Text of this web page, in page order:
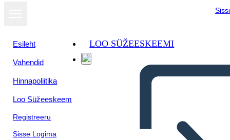
Esileht
Vahendid
Hinnapoliitika
Loo Süžeeskeem
Registreeru
Sisse Logima
LOO SÜŽEESKEEMI